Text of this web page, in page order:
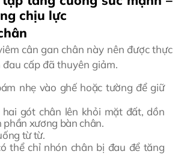
chịu lực
cân gan chân này nên được thực
đau cấp đã thuyên giảm.
nhẹ vào ghế hoặc tường để giữ
gót chân lên khỏi mặt đất, dồn
phần xương bàn chân.
từ từ.
thể chỉ nhón chân bị đau để tăng